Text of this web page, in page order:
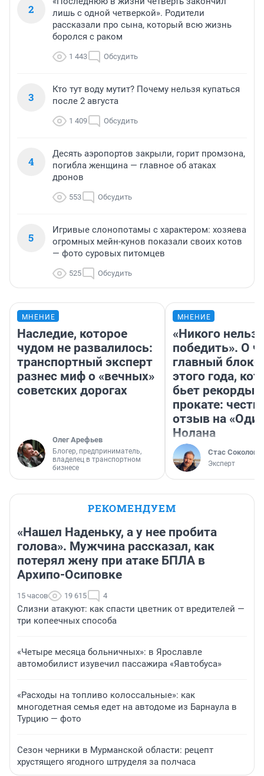
2
лишь с одной четверкой». Родители
рассказали про сына, который всю жизнь
боролся с раком
1 443 Обсудить
3
Кто тут воду мутит? Почему нельзя купаться
после 2 августа
1 409 Обсудить
4
Десять аэропортов закрыли, горит промзона,
погибла женщина — главное об атаках
дронов
553 Обсудить
5
Игривые слонопотамы с характером: хозяева
огромных мейн-кунов показали своих котов
— фото суровых питомцев
525 Обсудить
МНЕНИЕ
Наследие, которое
чудом не развалилось:
транспортный эксперт
разнес миф о «вечных»
советских дорогах
Олег Арефьев
Блогер, предприниматель,
владелец в транспортном
бизнесе
МНЕНИЕ
«Никого нельзя
победить». О
главный
этого года,
бьет рекорды в
прокате:
отзыв на
Нолана
Стас Соколов
Эксперт
РЕКОМЕНДУЕМ
«Нашел Наденьку, а у нее пробита
голова». Мужчина рассказал, как
потерял жену при атаке БПЛА в
Архипо-Осиповке
15 часов 19 615 4
Слизни атакуют: как спасти цветник от вредителей —
три копеечных способа
«Четыре месяца больничных»: в Ярославле
автомобилист изувечил пассажира «Яавтобуса»
«Расходы на топливо колоссальные»: как
многодетная семья едет на автодоме из Барнаула в
Турцию — фото
Сезон черники в Мурманской области: рецепт
хрустящего ягодного штруделя за полчаса